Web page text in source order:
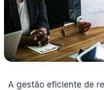
A gestão eficiente de